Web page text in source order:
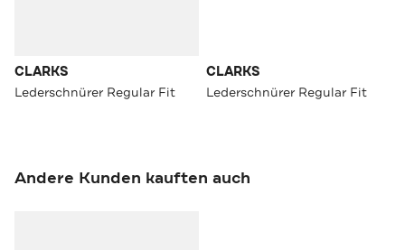
CLARKS
Lederschnürer Regular Fit
CLARKS
Lederschnürer Regular Fit
Andere Kunden kauften auch